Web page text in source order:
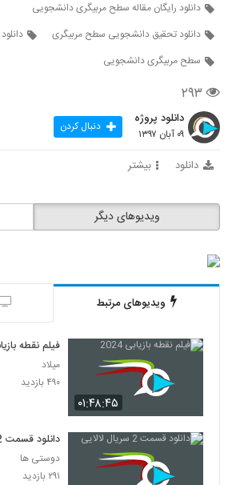
دانلود رایگان مقاله سطح مربیگری دانشجویی
دانلود تحقیق دانشجویی سطح مربیگری
سطح مربیگری دانشجویی
۲۹۳
دانلود پروژه
۰۹ آبان ۱۳۹۷ دنبال کردن
دانلود بیشتر
ویدیوهای دیگر
ویدیوهای مرتبط
۰۱:۴۸:۴۵
فیلم نقطه
میلاد
۴۹۰ بازدید
دانلود قسمت 2 سریال لالایی
دوستی ها
۲۹۱ بازدید